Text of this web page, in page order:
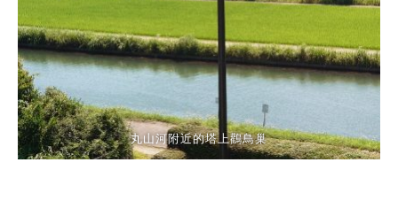
丸山河附近的塔上鸛鳥巢